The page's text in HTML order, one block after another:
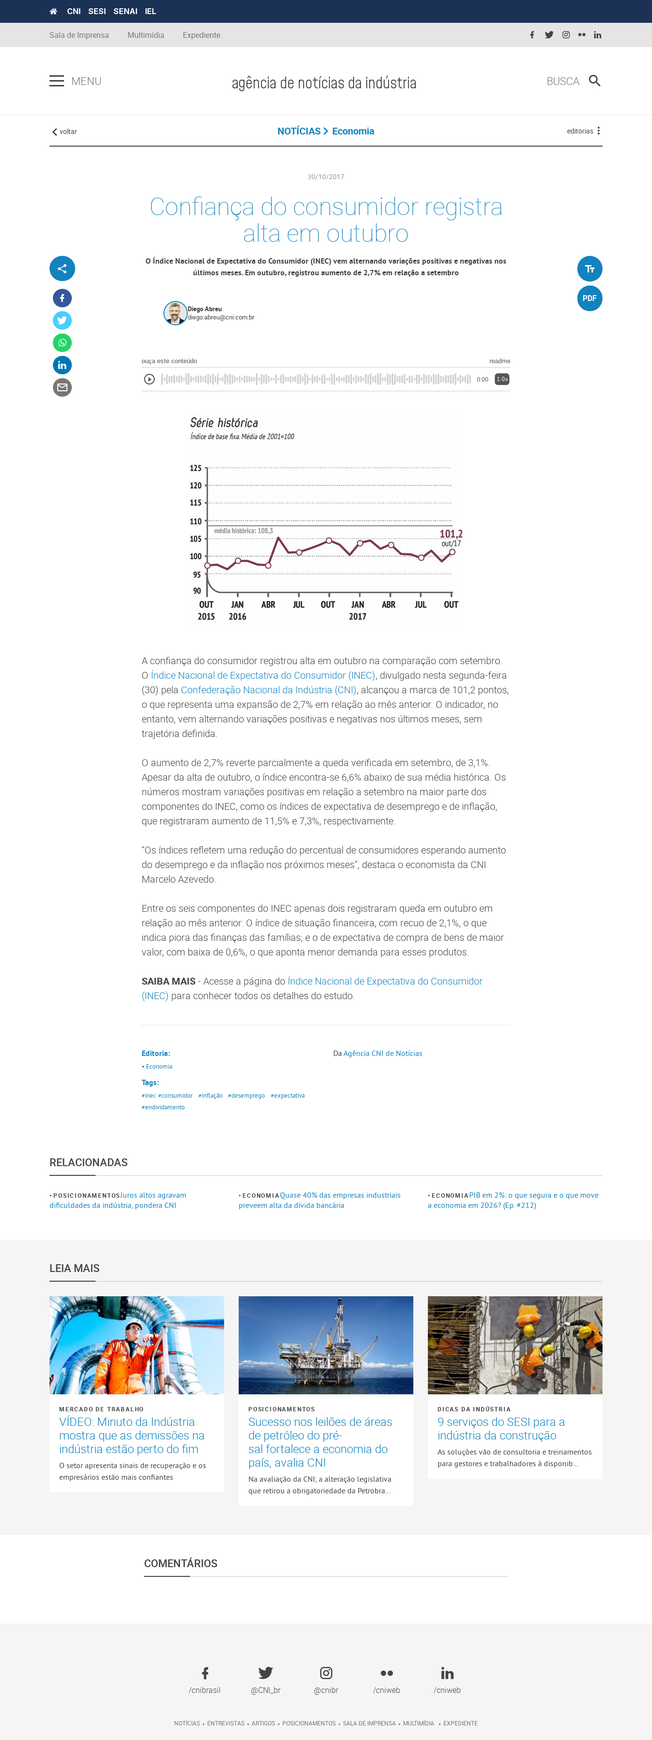
CNI SESI SENAI IEL
Sala de Imprensa Multimídia Expediente
MENU agência de notícias da indústria BUSCA
voltar NOTÍCIAS Economia editorias
30/10/2017
Confiança do consumidor registra
alta em outubro
O Índice Nacional de Expectativa do Consumidor (INEC) vem alternando variações positivas e negativas nos
últimos meses. Em outubro, registrou aumento de 2,7% em relação a setembro
Diego Abreu
diego.abreu@cni.com.br
ouça este conteúdo readme
0:00 1.0x
A confiança do consumidor registrou alta em outubro na comparação com setembro.
O Índice Nacional de Expectativa do Consumidor (INEC), divulgado nesta segunda-feira
(30) pela Confederação Nacional da Indústria (CNI), alcançou a marca de 101,2 pontos,
o que representa uma expansão de 2,7% em relação ao mês anterior. O indicador, no
entanto, vem alternando variações positivas e negativas nos últimos meses, sem
trajetória definida.
O aumento de 2,7% reverte parcialmente a queda verificada em setembro, de 3,1%.
Apesar da alta de outubro, o índice encontra-se 6,6% abaixo de sua média histórica. Os
números mostram variações positivas em relação a setembro na maior parte dos
componentes do INEC, como os índices de expectativa de desemprego e de inflação,
que registraram aumento de 11,5% e 7,3%, respectivamente.
“Os índices refletem uma redução do percentual de consumidores esperando aumento
do desemprego e da inflação nos próximos meses”, destaca o economista da CNI
Marcelo Azevedo.
Entre os seis componentes do INEC apenas dois registraram queda em outubro em
relação ao mês anterior: O índice de situação financeira, com recuo de 2,1%, o que
indica piora das finanças das famílias; e o de expectativa de compra de bens de maior
valor, com baixa de 0,6%, o que aponta menor demanda para esses produtos.
SAIBA MAIS- Acesse a página do Índice Nacional de Expectativa do Consumidor
(INEC) para conhecer todos os detalhes do estudo.
Editoria:
• Economia
Tags:
#inec #consumidor #inflação #desemprego
#expectativa
#endividamento
Da Agência CNI de Notícias
RELACIONADAS
POSICIONAMENTOSJuros altos agravam
dificuldades da indústria, pondera CNI
ECONOMIAQuase 40% das empresas industriais
preveem alta da dívida bancária
ECONOMIAPIB em 2%: o que segura e o que move
a economia em 2026? (Ep. #212)
LEIA MAIS
MERCADO DE TRABALHO
VÍDEO: Minuto da Indústria
mostra que as demissões na
indústria estão perto do fim
O setor apresenta sinais de recuperação e os
empresários estão mais confiantes
POSICIONAMENTOS
Sucesso nos leilões de áreas
de petróleo do pré-
sal fortalece a economia do
país, avalia CNI
Na avaliação da CNI, a alteração legislativa
que retirou a obrigatoriedade da Petrobra...
DICAS DA INDÚSTRIA
9 serviços do SESI para a
indústria da construção
As soluções vão de consultoria e treinamentos
para gestores e trabalhadores à disponib...
COMENTÁRIOS
/cnibrasil @CNI_br @cnibr /cniweb /cniweb
NOTÍCIAS ENTREVISTAS ARTIGOS POSICIONAMENTOS SALA DE IMPRENSA MULTIMÍDIA EXPEDIENTE